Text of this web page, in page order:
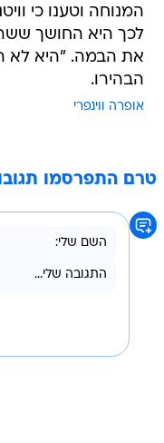
המנוחה וטענו כי
לכך היא החושך
את הבמה. "היא לא
הבהירו.
אופרה ווינפרי
טרם התפרסמו